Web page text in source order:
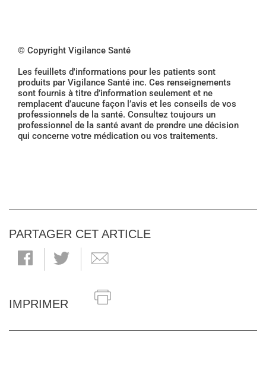
© Copyright Vigilance Santé
Les feuillets d'informations pour les patients sont
produits par Vigilance Santé inc. Ces renseignements
sont fournis à titre d’information seulement et ne
remplacent d’aucune façon l’avis et les conseils de vos
professionnels de la santé. Consultez toujours un
professionnel de la santé avant de prendre une décision
qui concerne votre médication ou vos traitements.
PARTAGER CET ARTICLE
IMPRIMER